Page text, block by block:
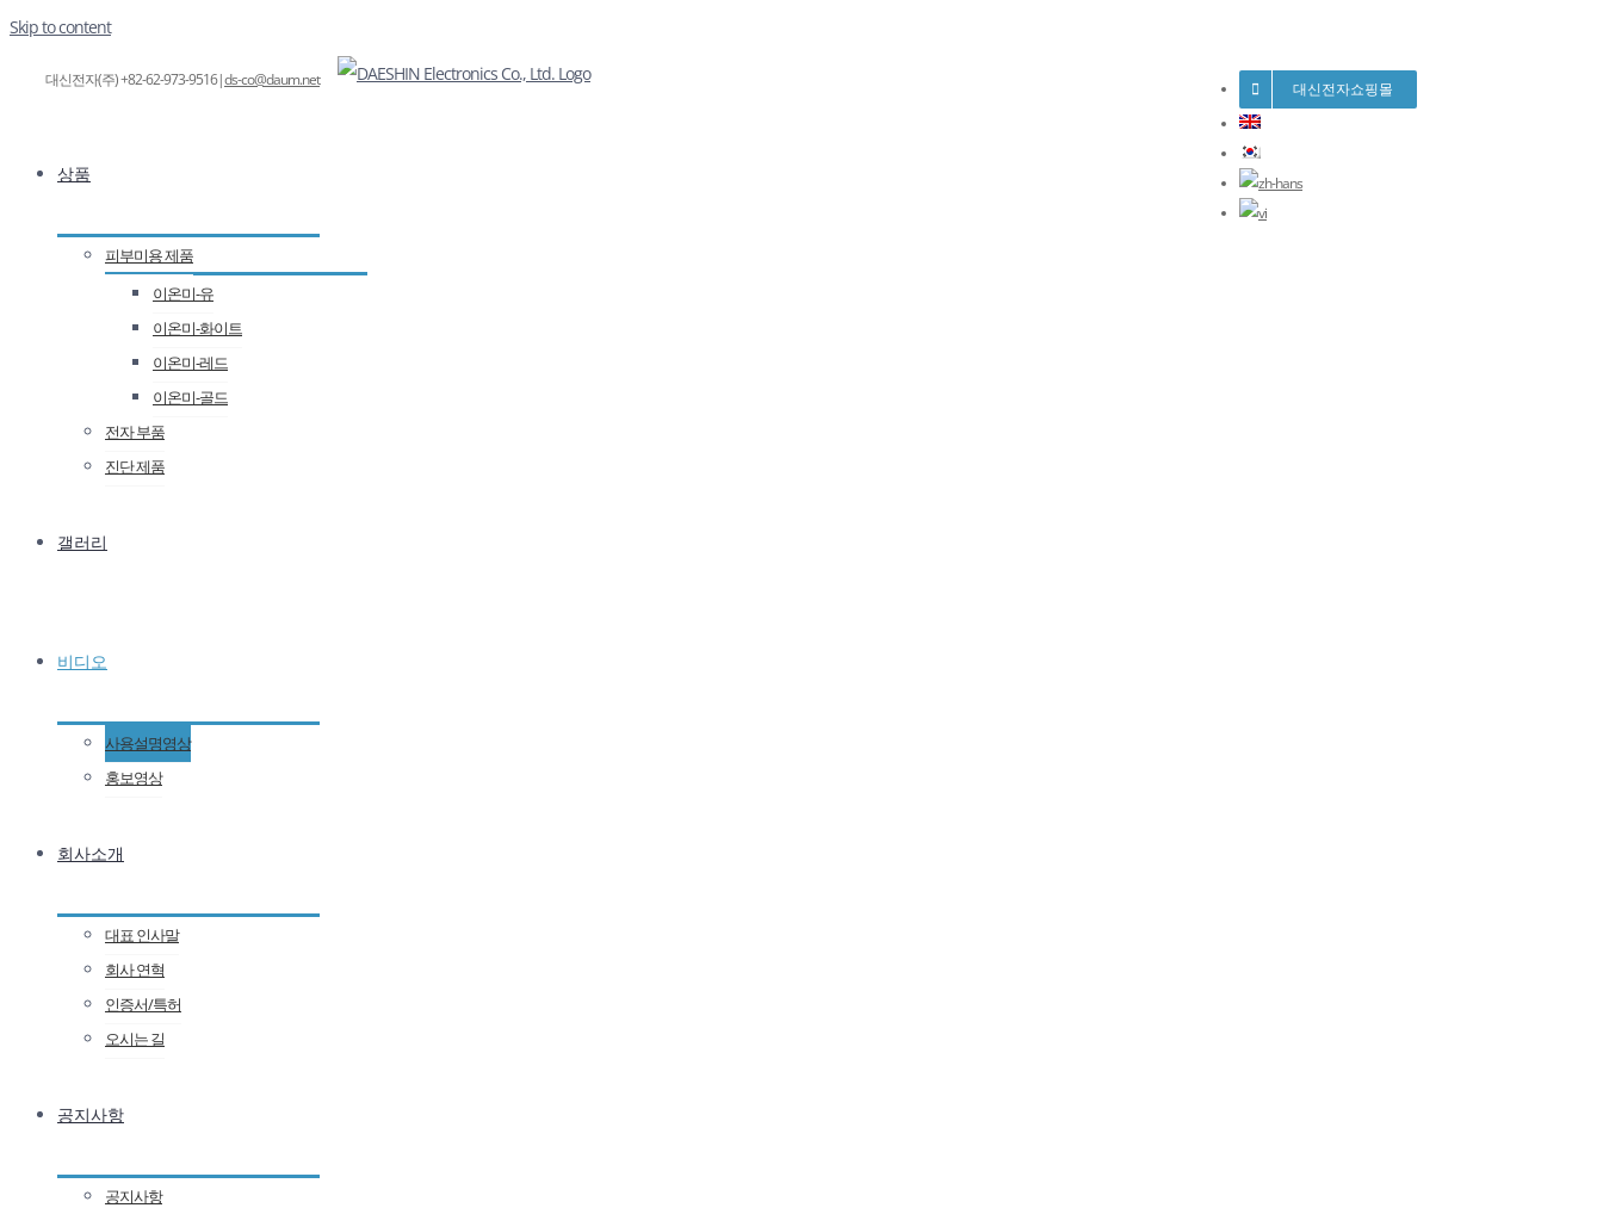
Skip to content
대신전자(주) +82-62-973-9516|ds-co@daum.net 대신전자쇼핑몰
상품
피부미용 제품
이온미-유
이온미-화이트
이온미-레드
이온미-골드
전자 부품
진단 제품
갤러리
비디오
사용설명영상
홍보영상
회사소개
대표 인사말
회사 연혁
인증서/특허
오시는 길
공지사항
공지사항